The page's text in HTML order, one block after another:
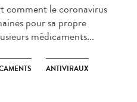
comment le coronavirus
pour sa propre
médicaments...
ANTIVIRAUX